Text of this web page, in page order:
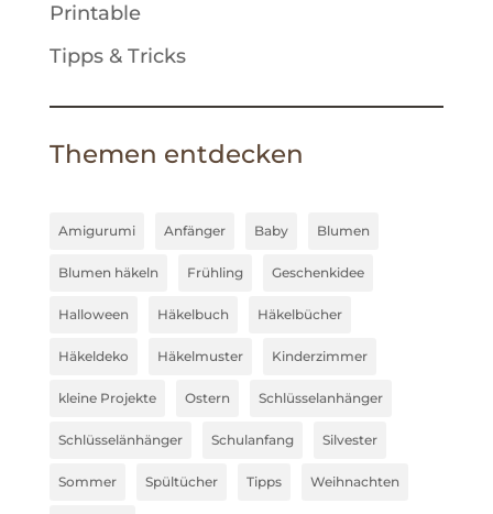
Printable
Tipps & Tricks
Themen entdecken
Amigurumi Anfänger Baby Blumen
Blumen häkeln Frühling Geschenkidee
Halloween Häkelbuch Häkelbücher
Häkeldeko Häkelmuster Kinderzimmer
kleine Projekte Ostern Schlüsselanhänger
Schlüsselänhänger Schulanfang Silvester
Sommer Spültücher Tipps Weihnachten